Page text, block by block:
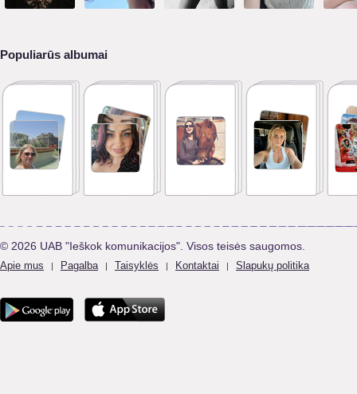
Populiarūs albumai
© 2026 UAB "Ieškok komunikacijos". Visos teisės saugomos.
Apie mus | Pagalba | Taisyklės | Kontaktai | Slapukų politika